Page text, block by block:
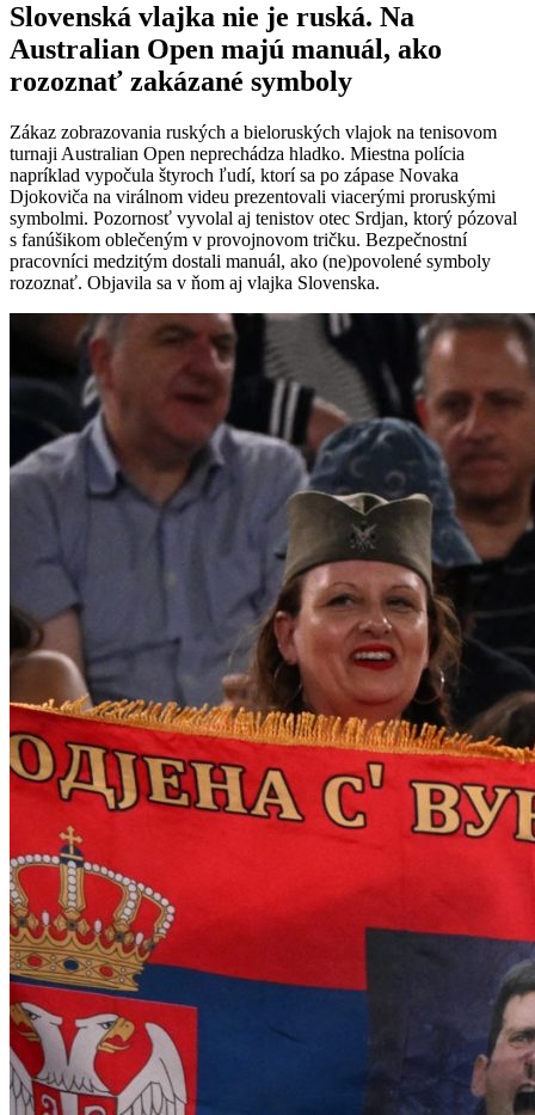
Slovenská vlajka nie je ruská. Na
Australian Open majú manuál, ako
rozoznať zakázané symboly
Zákaz zobrazovania ruských a bieloruských vlajok na tenisovom
turnaji Australian Open neprechádza hladko. Miestna polícia
napríklad vypočula štyroch ľudí, ktorí sa po zápase Novaka
Djokoviča na virálnom videu prezentovali viacerými proruskými
symbolmi. Pozornosť vyvolal aj tenistov otec Srdjan, ktorý pózoval
s fanúšikom oblečeným v provojnovom tričku. Bezpečnostní
pracovníci medzitým dostali manuál, ako (ne)povolené symboly
rozoznať. Objavila sa v ňom aj vlajka Slovenska.